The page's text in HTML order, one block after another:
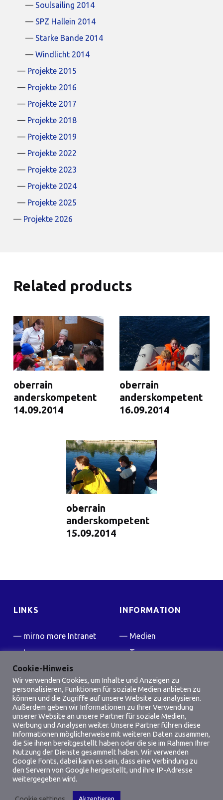
Soulsailing 2014
SPZ Hallein 2014
Starke Bande 2014
Windlicht 2014
Projekte 2015
Projekte 2016
Projekte 2017
Projekte 2018
Projekte 2019
Projekte 2022
Projekte 2023
Projekte 2024
Projekte 2025
Projekte 2026
Related products
oberrain
anderskompetent
14.09.2014
oberrain
anderskompetent
16.09.2014
oberrain
anderskompetent
15.09.2014
LINKS
mirno more Intranet
Impressum
Kontakt
FAQ
Friedensflotte Wiki
INFORMATION
Medien
Team
SOCIAL MEDIA
Facebook
Instagram
Cookie-Hinweis
Wir verwenden Cookies, um Inhalte und Anzeigen zu
personalisieren, Funktionen für soziale Medien anbieten zu
können und die Zugriffe auf unsere Website zu analysieren.
Außerdem geben wir Informationen zu Ihrer Verwendung
unserer Website an unsere Partner für soziale Medien,
Werbung und Analysen weiter. Unsere Partner führen diese
Informationen möglicherweise mit weiteren Daten zusammen,
die Sie ihnen bereitgestellt haben oder die sie im Rahmen Ihrer
Nutzung der Dienste gesammelt haben. Wir verwenden
Google Fonts, dabei kann es sein, dass eine Verbindung zu
den Servern von Google hergestellt, und ihre IP-Adresse
weitergegeben wird.
Akzeptieren